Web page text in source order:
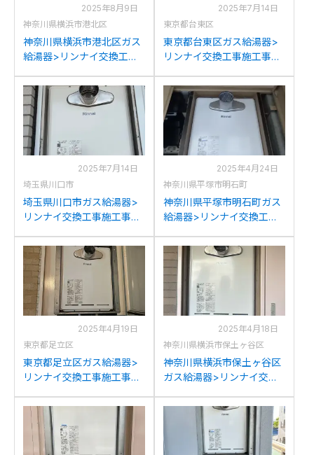
2025年8月9日
神奈川県横浜市港北区
神奈川県横浜市港北区ガス
給湯器>リンナイ交換工事
A2400SATからリンナイ
RUF-245SAT-L(B)への交換
2025年7月14日
東京都台東区
東京都台東区ガス給湯器>
リンナイ交換工事施工事
TE2400SATからリンナイ
RUF-245SAT-L(B)への交換
2025年7月14日
埼玉県川口市
埼玉県川口市ガス給湯器>
リンナイ交換工事施工事
らリンナイRUF-245SAT-
L(B)への交換
2025年4月24日
神奈川県平塚市明石町
神奈川県平塚市明石町ガス
給湯器>リンナイ交換工事
V2405SATからリンナイ
RUF-245SAT-L(B)への交換
2025年4月19日
東京都足立区
東京都足立区ガス給湯器>
リンナイ交換工事施工事
V2401SATからリンナイ
RUF-245SAT-L(B)への交換
2025年4月18日
神奈川県横浜市保土ヶ谷区
神奈川県横浜市保土ヶ谷区
ガス給湯器>リンナイ交換
RUF-A2400AT(A)からリン
ナイRUF-245SAT-L(B)への
交換